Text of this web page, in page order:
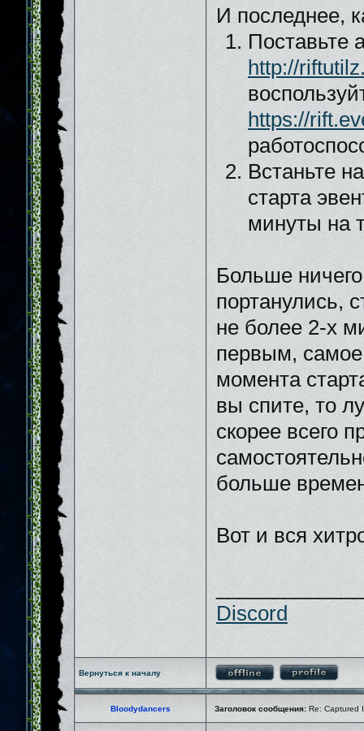
И последнее,
Поставьте
http://
https://
Встаньте
старта
минуты на
Больше
портанулись,
не более 2-х
первым, самое
момента
вы спите, то
скорее всего
больше
Вот и вся
Discord
Вернуться к началу
Bloodydancers Заголовок сообщения: Re: Captured